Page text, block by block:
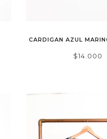
CARDIGAN AZUL
$14.000